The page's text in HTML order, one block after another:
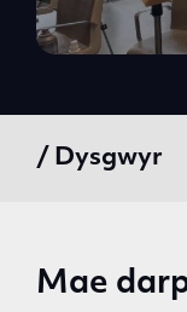
/ Dysgwyr
Mae